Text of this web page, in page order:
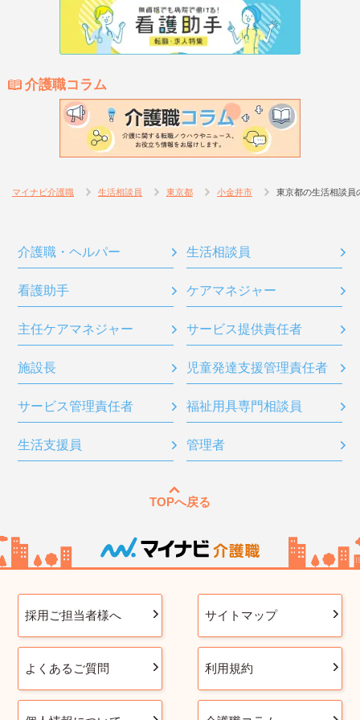
介護職コラム
マイナビ介護職 生活相談員 東京都 小金井市 東京都の生活相談員
介護職・ヘルパー 生活相談員
看護助手 ケアマネジャー
主任ケアマネジャー サービス提供責任者
施設長 児童発達支援管理責任者
サービス管理責任者 福祉用具専門相談員
生活支援員 管理者
TOPへ戻る
採用ご担当者様へ サイトマップ
よくあるご質問 利用規約